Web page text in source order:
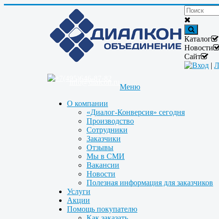
Каталог
Новости
Сайт
Вход |
Меню
О компании
«Диалог-Конверсия» сегодня
Производство
Сотрудники
Заказчики
Отзывы
Мы в СМИ
Вакансии
Новости
Полезная информация для заказчиков
Услуги
Акции
Помощь покупателю